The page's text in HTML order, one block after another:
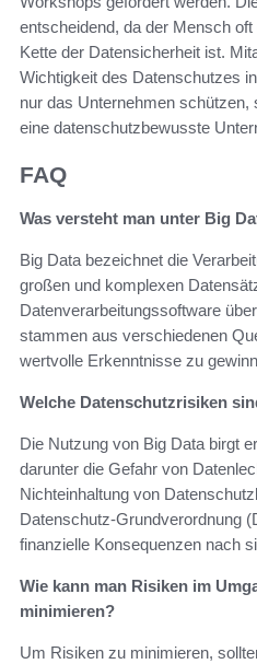
entscheidend, da der Mensch
Kette der Datensicherheit ist.
Wichtigkeit des Datenschutzes
nur das Unternehmen schützen,
eine datenschutzbewusste
FAQ
Was versteht man unter Big
Big Data bezeichnet die
großen und komplexen
Datenverarbeitungssoftware
stammen aus verschiedenen
wertvolle Erkenntnisse zu
Welche Datenschutzrisiken
Die Nutzung von Big Data birgt
darunter die Gefahr von
Nichteinhaltung von
Datenschutz-Grundverordnung
finanzielle Konsequenzen nach
Wie kann man Risiken im
minimieren?
Um Risiken zu minimieren,